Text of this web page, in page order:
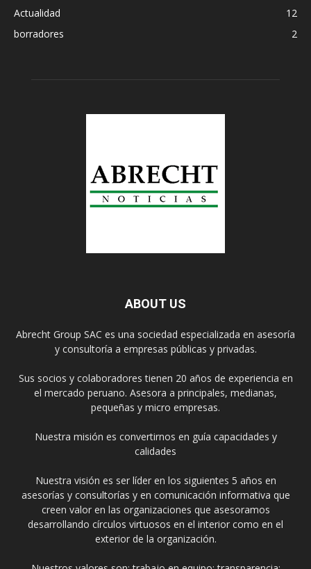
Actualidad
12
borradores
2
ABOUT US
Abrecht Group SAC es una sociedad especializada en asesoría
y consultoría a empresas públicas y privadas.
Sus socios y colaboradores tienen 20 años de experiencia en
el mercado peruano. Asesora a principales, medianas,
pequeñas y micro empresas.
Nuestra misión es convertirnos en guía capacidades y
calidades
Nuestra visión es ser líder en los siguientes 5 años en
asesorías y consultorías y en comunicación informativa que
creen valor en las organizaciones que asesoramos
desarrollando círculos virtuosos en el interior como en el
exterior de la organización.